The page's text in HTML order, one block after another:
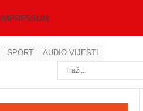
IMPRESSUM
SPORT AUDIO VIJESTI